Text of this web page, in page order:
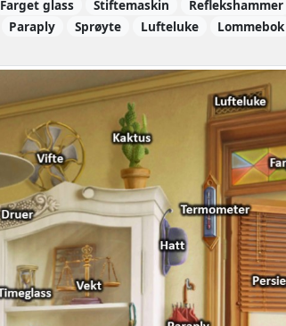
Farget glass Stiftemaskin Reflekshammer
Paraply Sprøyte Lufteluke Lommebok